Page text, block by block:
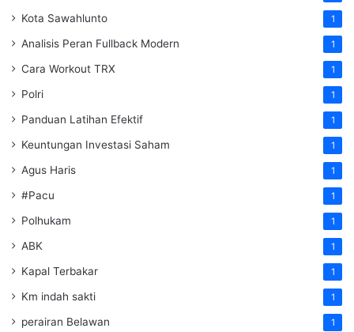
Kota Sawahlunto 1
Analisis Peran Fullback Modern 1
Cara Workout TRX 1
Polri 1
Panduan Latihan Efektif 1
Keuntungan Investasi Saham 1
Agus Haris 1
#Pacu 1
Polhukam 1
ABK 1
Kapal Terbakar 1
Km indah sakti 1
perairan Belawan 1